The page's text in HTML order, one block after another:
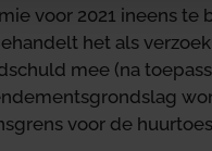
voor 2021 ineens te
het als
mee (na
voor de